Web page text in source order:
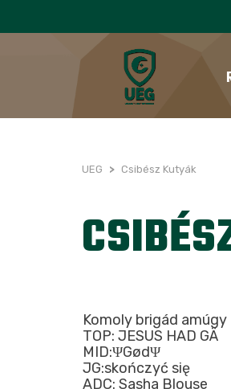
UEG > Csibész Kutyák
Komoly brigád amúgy
TOP: JESUS HAD GÄ
MID:ΨGødΨ
JG:skończyć się
ADC: Sasha Blouse